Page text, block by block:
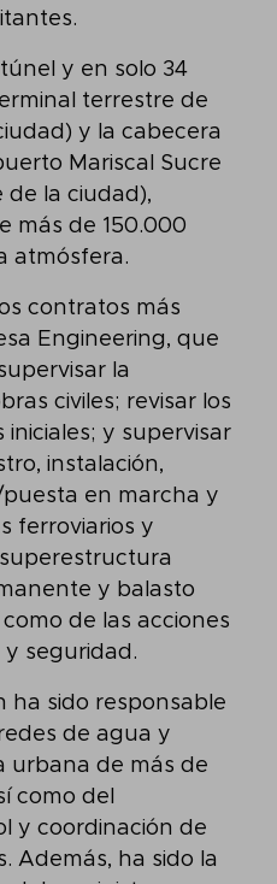
y en solo 34
terrestre de
y la cabecera
Mariscal Sucre
de la ciudad),
más de 150.000
atmósfera.
contratos más
Engineering, que
la
civiles; revisar los
y supervisar
instalación,
en marcha y
ferroviarios y
y balasto
de las acciones
seguridad.
ha sido responsable
de agua y
urbana de más de
como del
y coordinación de
Además, ha sido la